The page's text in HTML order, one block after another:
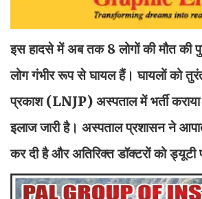
इस हादसे में अब तक 8 लोगों की मौत की
लोग गंभीर रूप से घायल हैं। घायलों को
प्रकाश (LNJP) अस्पताल में भर्ती
इलाज जारी है। अस्पताल प्रशासन ने
कर दी है और अतिरिक्त डॉक्टरों को ड्यूटी